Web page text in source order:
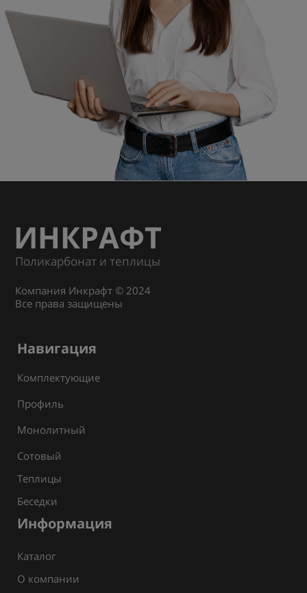
ИНКРАФТ
Поликарбонат и теплицы
Компания Инкрафт © 2024
Все права защищены
Навигация
Комплектующие
Профиль
Монолитный
Сотовый
Теплицы
Беседки
Информация
Каталог
О компании